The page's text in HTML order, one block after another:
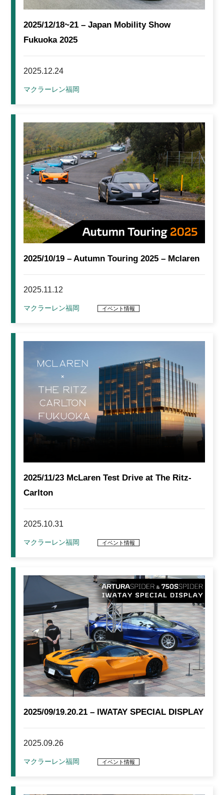
2025/12/18~21 – Japan Mobility Show
Fukuoka 2025
2025.12.24
マクラーレン福岡
2025/10/19 – Autumn Touring 2025 – Mclaren
2025.11.12
マクラーレン福岡 イベント情報
2025/11/23 McLaren Test Drive at The Ritz-
Carlton
2025.10.31
マクラーレン福岡 イベント情報
2025/09/19.20.21 – IWATAY SPECIAL DISPLAY
2025.09.26
マクラーレン福岡 イベント情報